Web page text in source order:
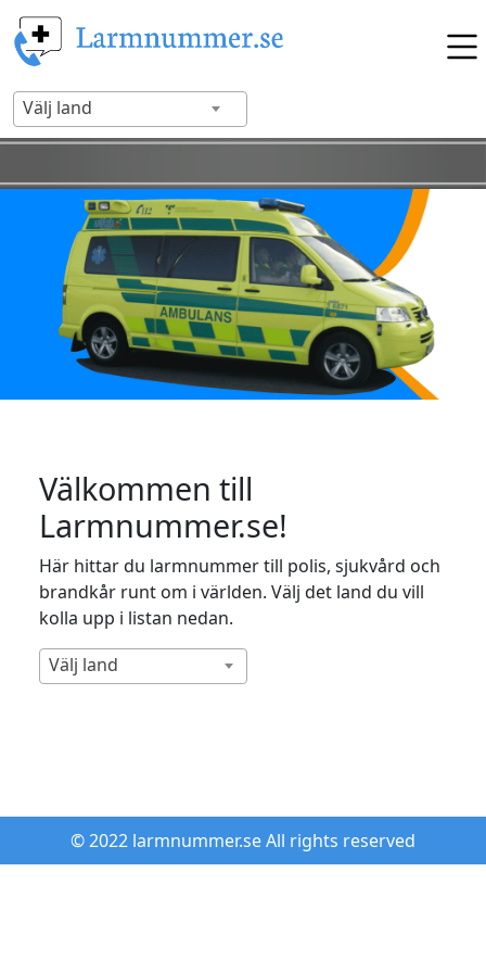
Välj land
Välkommen till
Larmnummer.se!
Här hittar du larmnummer till polis, sjukvård och
brandkår runt om i världen. Välj det land du vill
kolla upp i listan nedan.
Välj land
© 2022 larmnummer.se All rights reserved